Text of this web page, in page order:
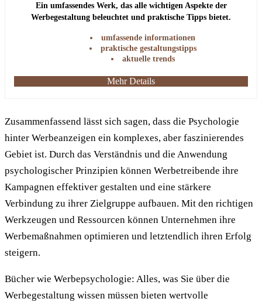
Ein umfassendes Werk, das alle wichtigen Aspekte der
Werbegestaltung beleuchtet und praktische Tipps bietet.
umfassende informationen
praktische gestaltungstipps
aktuelle trends
Mehr Details
Zusammenfassend lässt sich sagen, dass die Psychologie
hinter Werbeanzeigen ein komplexes, aber faszinierendes
Gebiet ist. Durch das Verständnis und die Anwendung
psychologischer Prinzipien können Werbetreibende ihre
Kampagnen effektiver gestalten und eine stärkere
Verbindung zu ihrer Zielgruppe aufbauen. Mit den richtigen
Werkzeugen und Ressourcen können Unternehmen ihre
Werbemaßnahmen optimieren und letztendlich ihren Erfolg
steigern.
Bücher wie Werbepsychologie: Alles, was Sie über die
Werbegestaltung wissen müssen bieten wertvolle